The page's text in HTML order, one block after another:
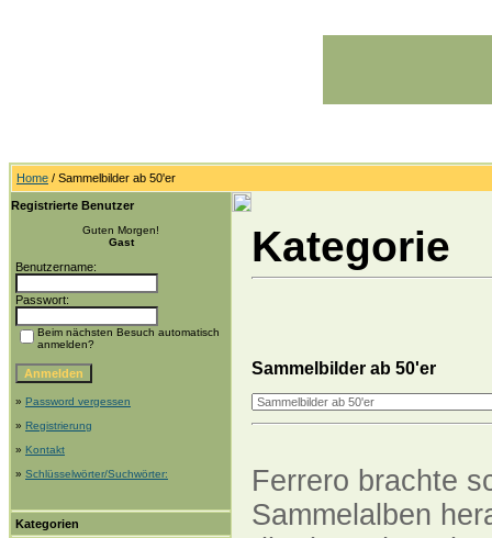
Home / Sammelbilder ab 50'er
Registrierte Benutzer
Guten Morgen!
Gast
Benutzername:
Passwort:
Beim nächsten Besuch automatisch
anmelden?
» Password vergessen
» Registrierung
» Kontakt
» Schlüsselwörter/Suchwörter:
Kategorien
Kategorie
Sammelbilder ab 50'er
Ferrero brachte
Sammelalben